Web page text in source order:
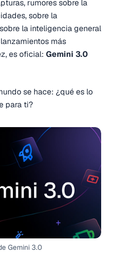
rumores sobre la
sobre la
la inteligencia general
más
es oficial: Gemini 3.0
se hace: ¿qué es lo
para ti?
Gemini 3.0